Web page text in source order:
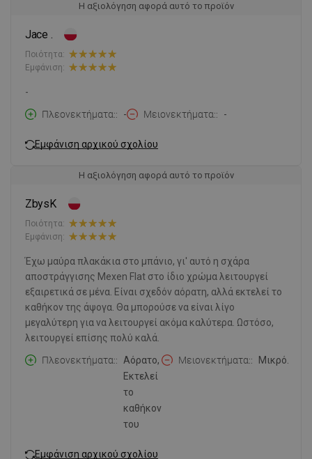
Η αξιολόγηση αφορά αυτό το προϊόν
Jace .
Ποιότητα:
Εμφάνιση:
-
Πλεονεκτήματα:
- Μειονεκτήματα: -
Εμφάνιση αρχικού σχολίου
Η αξιολόγηση αφορά αυτό το προϊόν
ZbysK
Ποιότητα:
Εμφάνιση:
Έχω μαύρα πλακάκια στο μπάνιο, γι' αυτό η σχάρα
αποστράγγισης Mexen Flat στο ίδιο χρώμα λειτουργεί
εξαιρετικά σε μένα. Είναι σχεδόν αόρατη, αλλά εκτελεί το
καθήκον της άψογα. Θα μπορούσε να είναι λίγο
μεγαλύτερη για να λειτουργεί ακόμα καλύτερα. Ωστόσο,
λειτουργεί επίσης πολύ καλά.
Πλεονεκτήματα:
Αόρατο,
Εκτελεί
το
καθήκον
του
Μειονεκτήματα: Μικρό.
Εμφάνιση αρχικού σχολίου